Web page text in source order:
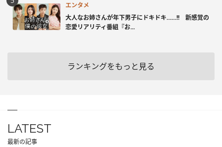
エンタメ
大人なお姉さんが年下男子にドキドキ……!! 新感覚の
恋愛リアリティ番組『お...
ランキングをもっと見る
LATEST
最新の記事